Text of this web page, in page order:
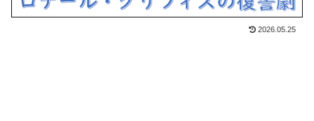
2026.05.25